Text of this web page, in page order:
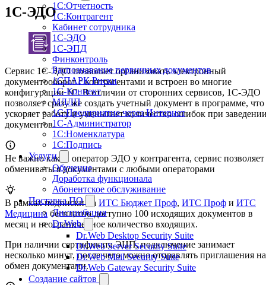
1С:Отчетность
1С:Контрагент
Кабинет сотрудника
1С-ЭДО
1С-ЭПД
Финконтроль
Распознавание первичных документов
1СПАРК Риски
1С-Коннект
МДЛП
1С:Предприятие через Интернет
1С-Администратор
1С:Номенклатура
1С:Подпись
Услуги
Обучение
Доработка функционала
Абонентское обслуживание
Поставка ПО
Дистрибуция
Dr.Web
Dr.Web Desktop Security Suite
Dr.Web Server Security Suite
Dr.Web Mail Security Suite
Dr.Web Gateway Security Suite
Создание сайтов
1С-ЭДО
Сервис 1С-ЭДО позволяет организовать электронный
документооборот с контрагентами и встроен во многие
конфигурации 1С. В отличии от сторонних сервисов, 1С-ЭДО
позволяет сразу же создать учетный документ в программе, что
ускоряет работу и уменьшает количество ошибок при
документов.
Не важно какой оператор ЭДО у контрагента, сервис позволяет
обмениваться документами с любыми операторами
В рамках подписки на ИТС Бюджет Проф, ИТС Проф и ИТС
Медицина бесплатно доступно 100 исходящих документов в
месяц и неограниченное количество входящих.
При наличии сертификата ЭЦП, подключение занимает
несколько минут, после чего можно отправлять приглашения на
обмен документами.